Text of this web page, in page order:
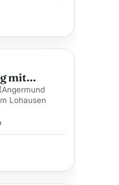
mit
Lohausen